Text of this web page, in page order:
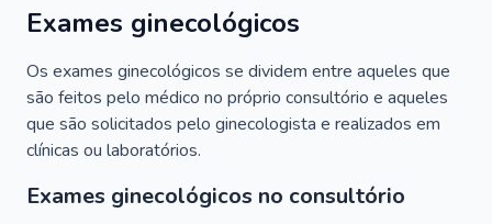
Exames ginecológicos
Os exames ginecológicos se dividem entre aqueles que
são feitos pelo médico no próprio consultório e aqueles
que são solicitados pelo ginecologista e realizados em
clínicas ou laboratórios.
Exames ginecológicos no consultório